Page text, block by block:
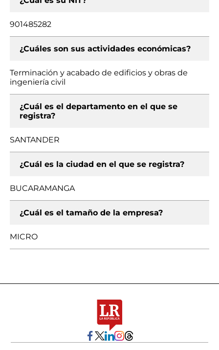
901485282
¿Cuáles son sus actividades económicas?
Terminación y acabado de edificios y obras de
ingeniería civil
¿Cuál es el departamento en el que se
registra?
SANTANDER
¿Cuál es la ciudad en el que se registra?
BUCARAMANGA
¿Cuál es el tamaño de la empresa?
MICRO